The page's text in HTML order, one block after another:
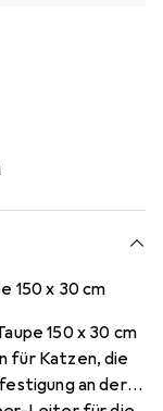
150 x 30 cm
150 x 30 cm
für Katzen, die
an der